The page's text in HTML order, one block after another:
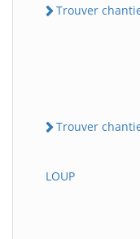
Trouver
Trouver
LOUP